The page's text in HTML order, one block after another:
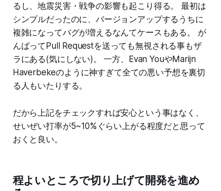
るし、地震災害・戦争の影響も起こり得る。 最初は
シンプルだったのに、バージョンアップするうちに
複雑になってバグが増えるなんてケースもある。 が
んばってPull Requestを送っても無視される事もザ
ラにある(気にしない)。 一方、Evan YouやMarijn
Haverbekeのように神すぎて全ての悪い予想を裏切
る人もいたりする。
だから上記をチェックすれば安心という事はなく、
せいぜい打率が5~10%ぐらい上がる程度だと思って
おくと良い。
程よいところで切り上げて開発を進め